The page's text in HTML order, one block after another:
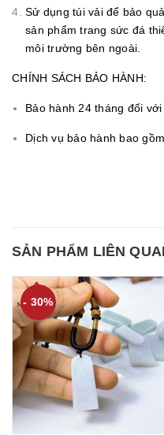
Sử dụng túi vải để bảo
sản phẩm trang sức đá
môi trường bên ngoài.
CHÍNH SÁCH BẢO HÀNH:
Bảo hành 24 tháng đối
Dịch vụ bảo hành bao
SẢN PHẨM LIÊN
- 30%